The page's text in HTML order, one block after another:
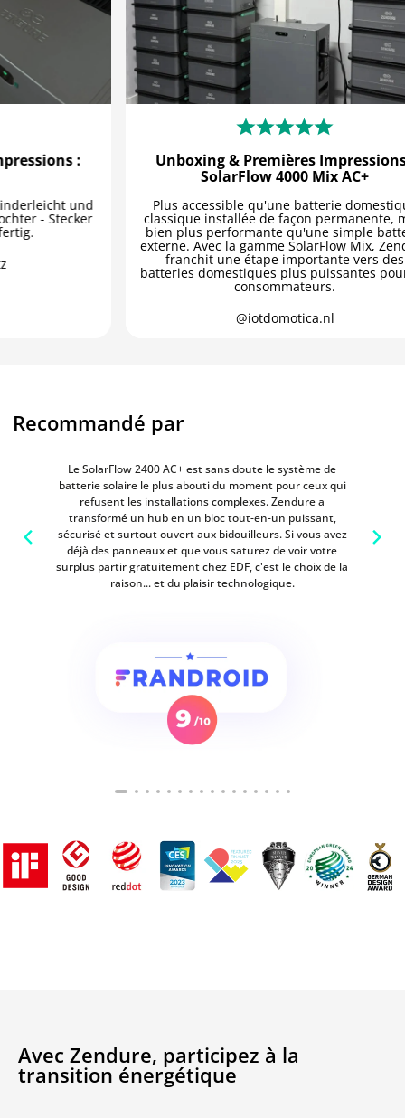
:
und
Stecker
Unboxing & Premières Impressions :
SolarFlow 4000 Mix AC+
Plus accessible qu'une batterie domestique
classique installée de façon permanente, mais
bien plus performante qu'une simple batterie
externe. Avec la gamme SolarFlow Mix, Zendure
franchit une étape importante vers des
batteries domestiques plus puissantes pour les
consommateurs.
@iotdomotica.nl
Recommandé par
Le SolarFlow 2400 AC+ est sans doute le système de
batterie solaire le plus abouti du moment pour ceux qui
refusent les installations complexes. Zendure a
transformé un hub en un bloc tout-en-un puissant,
sécurisé et surtout ouvert aux bidouilleurs. Si vous avez
déjà des panneaux et que vous saturez de voir votre
surplus partir gratuitement chez EDF, c'est le choix de la
raison... et du plaisir technologique.
Avec Zendure, participez à la
transition énergétique